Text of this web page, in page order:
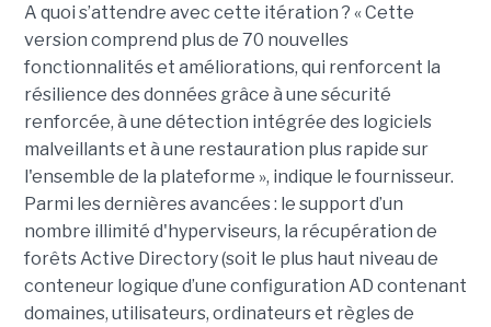
A quoi s’attendre avec cette itération ? « Cette
version comprend plus de 70 nouvelles
fonctionnalités et améliorations, qui renforcent la
résilience des données grâce à une sécurité
renforcée, à une détection intégrée des logiciels
malveillants et à une restauration plus rapide sur
l'ensemble de la plateforme », indique le fournisseur.
Parmi les dernières avancées : le support d’un
nombre illimité d'hyperviseurs, la récupération de
forêts Active Directory (soit le plus haut niveau de
conteneur logique d’une configuration AD contenant
domaines, utilisateurs, ordinateurs et règles de